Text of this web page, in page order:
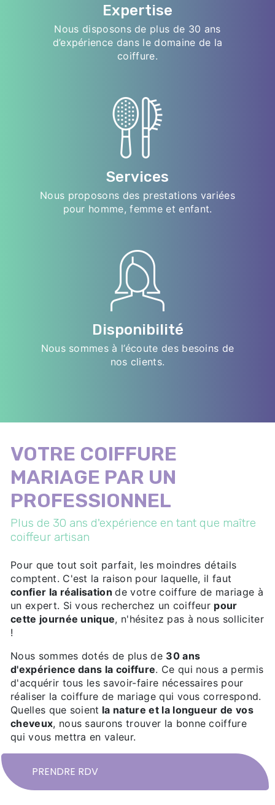
Expertise
Nous disposons de plus de 30 ans
d’expérience dans le domaine de la
coiffure.
Services
Nous proposons des prestations variées
pour homme, femme et enfant.
Disponibilité
Nous sommes à l’écoute des besoins de
nos clients.
VOTRE COIFFURE
MARIAGE PAR UN
PROFESSIONNEL
Plus de 30 ans d'expérience en tant que maître
coiffeur artisan
Pour que tout soit parfait, les moindres détails
comptent. C'est la raison pour laquelle, il faut
confier la réalisationde votre coiffure de mariage à
un expert. Si vous recherchez un coiffeur pour
cette journée unique, n'hésitez pas à nous solliciter
!
Nous sommes dotés de plus de 30 ans
d'expérience dans la coiffure. Ce qui nous a permis
d'acquérir tous les savoir-faire nécessaires pour
réaliser la coiffure de mariage qui vous correspond.
Quelles que soient la nature et la longueur de vos
cheveux, nous saurons trouver la bonne coiffure
qui vous mettra en valeur.
PRENDRE RDV